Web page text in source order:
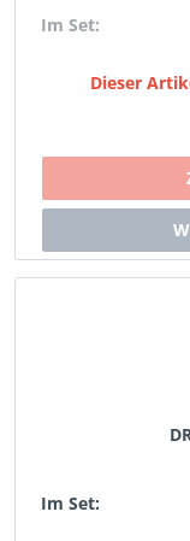
Im Set:
Dieser
Im Set: